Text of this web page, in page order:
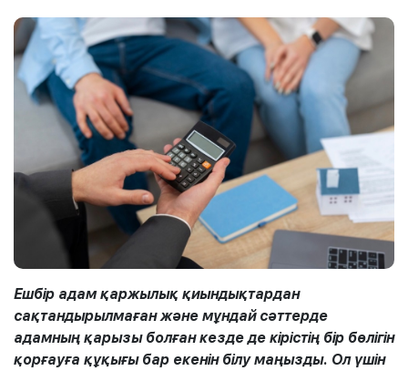
Ешбір адам қаржылық қиындықтардан
сақтандырылмаған және мұндай сәттерде
адамның қарызы болған кезде де кірістің бір бөлігін
қорғауға құқығы бар екенін білу маңызды. Ол үшін